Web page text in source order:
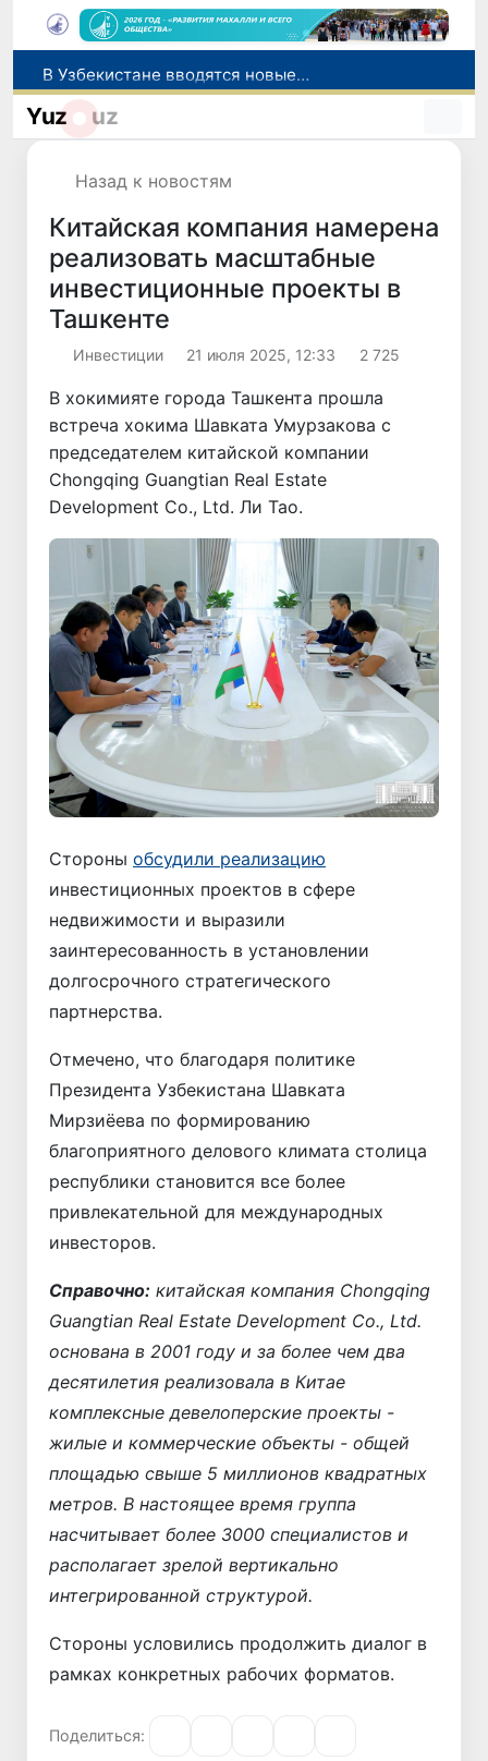
Узбекистан и Великобритания рассматривают вопрос запуска прямых авиарейсов по маршруту «Ташкент - Манчестер»
Yuz uz
Назад к новостям
Китайская компания намерена
реализовать масштабные
инвестиционные проекты в
Ташкенте
Инвестиции 21 июля 2025, 12:33 2 725
В хокимияте города Ташкента прошла
встреча хокима Шавката Умурзакова с
председателем китайской компании
Chongqing Guangtian Real Estate
Development Co., Ltd. Ли Тао.
Стороны обсудили реализацию
инвестиционных проектов в сфере
недвижимости и выразили
заинтересованность в установлении
долгосрочного стратегического
партнерства.
Отмечено, что благодаря политике
Президента Узбекистана Шавката
Мирзиёева по формированию
благоприятного делового климата столица
республики становится все более
привлекательной для международных
инвесторов.
Справочно: китайская компания Chongqing
Guangtian Real Estate Development Co., Ltd.
основана в 2001 году и за более чем два
десятилетия реализовала в Китае
комплексные девелоперские проекты -
жилые и коммерческие объекты - общей
площадью свыше 5 миллионов квадратных
метров. В настоящее время группа
насчитывает более 3000 специалистов и
располагает зрелой вертикально
интегрированной структурой.
Стороны условились продолжить диалог в
рамках конкретных рабочих форматов.
Поделиться: